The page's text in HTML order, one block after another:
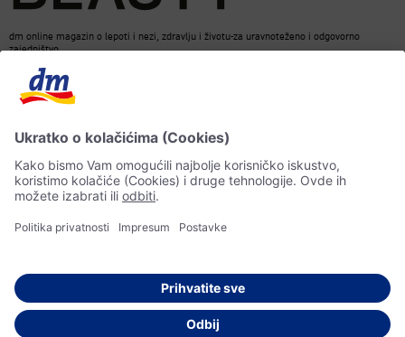
dm online magazin o lepoti i nezi, zdravlju i životu-za uravnoteženo i odgovorno
zajedništvo.
© 2026 dm drogerie markt d.o.o.